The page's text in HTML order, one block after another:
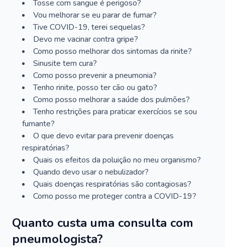
Tosse com sangue é perigoso?
Vou melhorar se eu parar de fumar?
Tive COVID-19, terei sequelas?
Devo me vacinar contra gripe?
Como posso melhorar dos sintomas da rinite?
Sinusite tem cura?
Como posso prevenir a pneumonia?
Tenho rinite, posso ter cão ou gato?
Como posso melhorar a saúde dos pulmões?
Tenho restrições para praticar exercícios se sou
fumante?
O que devo evitar para prevenir doenças
respiratórias?
Quais os efeitos da poluição no meu organismo?
Quando devo usar o nebulizador?
Quais doenças respiratórias são contagiosas?
Como posso me proteger contra a COVID-19?
Quanto custa uma consulta com
pneumologista?